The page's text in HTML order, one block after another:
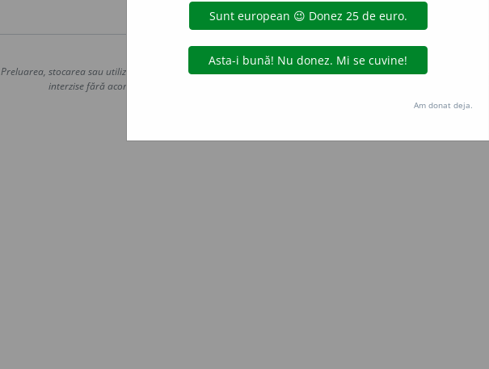
Copyright © 2004-2026 dexonline (https://dexonline.ro)
Preluarea, stocarea sau utilizarea datelor de pe acest site, inclusiv prin orice metode de extragere automată
interzise fără acordul nostru prealabil scris, cu excepția seturilor de date oferite oficial spre utilizare
Hosterion
Am donat deja.